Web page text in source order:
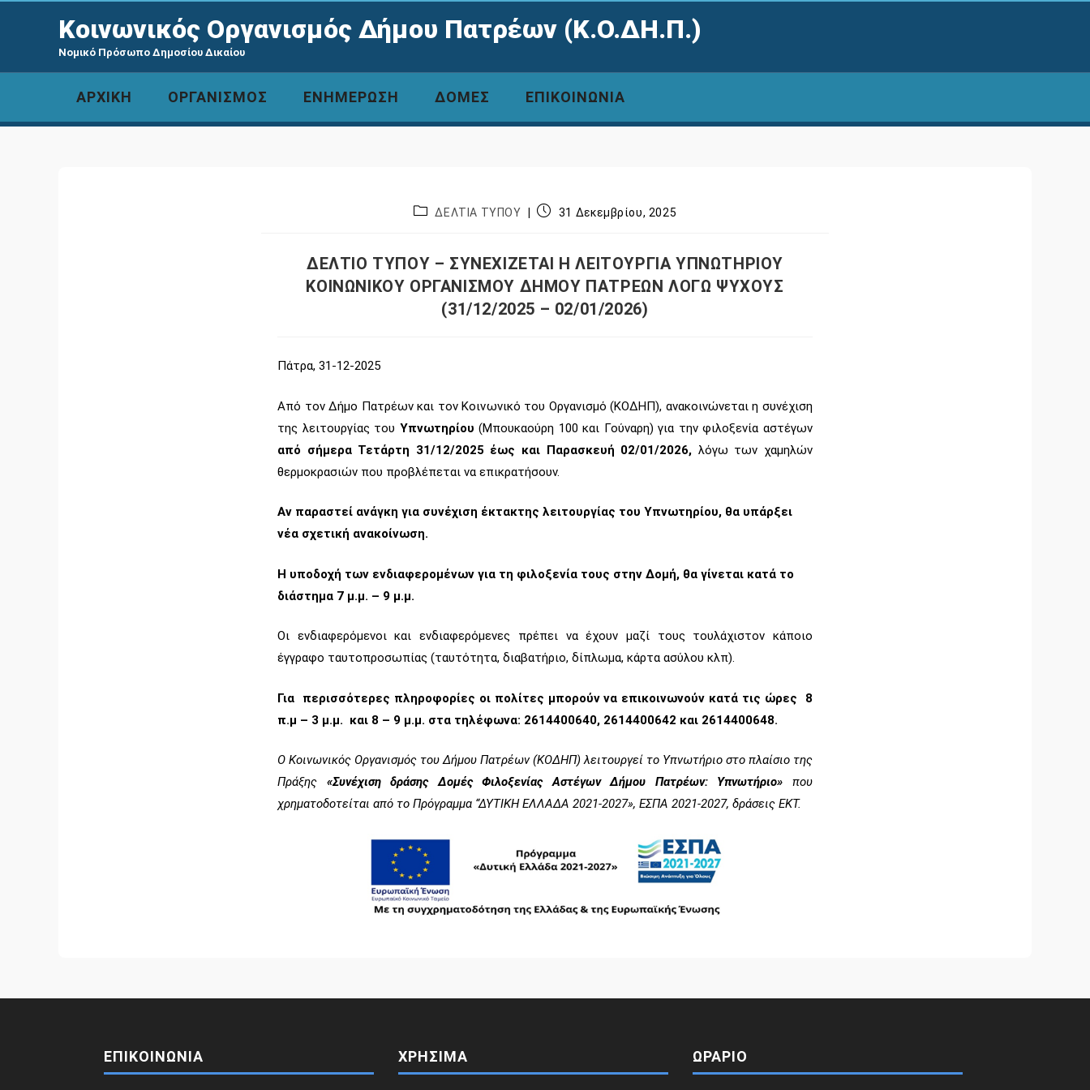
Κοινωνικός Οργανισμός Δήμου Πατρέων (Κ.Ο.ΔΗ.Π.)
Νομικό Πρόσωπο Δημοσίου Δικαίου
ΑΡΧΙΚΗ ΟΡΓΑΝΙΣΜΟΣ ΕΝΗΜΕΡΩΣΗ ΔΟΜΕΣ ΕΠΙΚΟΙΝΩΝΙΑ
ΔΕΛΤΙΑ ΤΥΠΟΥ 31 Δεκεμβρίου, 2025
ΔΕΛΤΙΟ ΤΥΠΟΥ – ΣΥΝΕΧΙΖΕΤΑΙ Η ΛΕΙΤΟΥΡΓΙΑ ΥΠΝΩΤΗΡΙΟΥ
ΚΟΙΝΩΝΙΚΟΥ ΟΡΓΑΝΙΣΜΟΥ ΔΗΜΟΥ ΠΑΤΡΕΩΝ ΛΟΓΩ ΨΥΧΟΥΣ
(31/12/2025 – 02/01/2026)
Πάτρα, 31-12-2025
Από τον Δήμο Πατρέων και τον Κοινωνικό του Οργανισμό (ΚΟΔΗΠ), ανακοινώνεται η συνέχιση
της λειτουργίας του Υπνωτηρίου (Μπουκαούρη 100 και Γούναρη) για την φιλοξενία αστέγων
από σήμερα Τετάρτη 31/12/2025 έως και Παρασκευή 02/01/2026, λόγω των χαμηλών
θερμοκρασιών που προβλέπεται να επικρατήσουν.
Αν παραστεί ανάγκη για συνέχιση έκτακτης λειτουργίας του Υπνωτηρίου, θα υπάρξει
νέα σχετική ανακοίνωση.
Η υποδοχή των ενδιαφερομένων για τη φιλοξενία τους στην Δομή, θα γίνεται κατά το
διάστημα 7 μ.μ. – 9 μ.μ.
Οι ενδιαφερόμενοι και ενδιαφερόμενες πρέπει να έχουν μαζί τους τουλάχιστον κάποιο
έγγραφο ταυτοπροσωπίας (ταυτότητα, διαβατήριο, δίπλωμα, κάρτα ασύλου κλπ).
Για περισσότερες πληροφορίες οι πολίτες μπορούν να επικοινωνούν κατά τις ώρες 8
π.μ – 3 μ.μ. και 8 – 9 μ.μ. στα τηλέφωνα: 2614400640, 2614400642 και 2614400648.
Ο Κοινωνικός Οργανισμός του Δήμου Πατρέων (ΚΟΔΗΠ) λειτουργεί το Υπνωτήριο στο πλαίσιο της
Πράξης «Συνέχιση δράσης Δομές Φιλοξενίας Αστέγων Δήμου Πατρέων: Υπνωτήριο»που
χρηματοδοτείται από το Πρόγραμμα “ΔΥΤΙΚΗ ΕΛΛΑΔΑ 2021-2027», ΕΣΠΑ 2021-2027, δράσεις ΕΚΤ.
ΕΠΙΚΟΙΝΩΝΙΑ ΧΡΗΣΙΜΑ ΩΡΑΡΙΟ